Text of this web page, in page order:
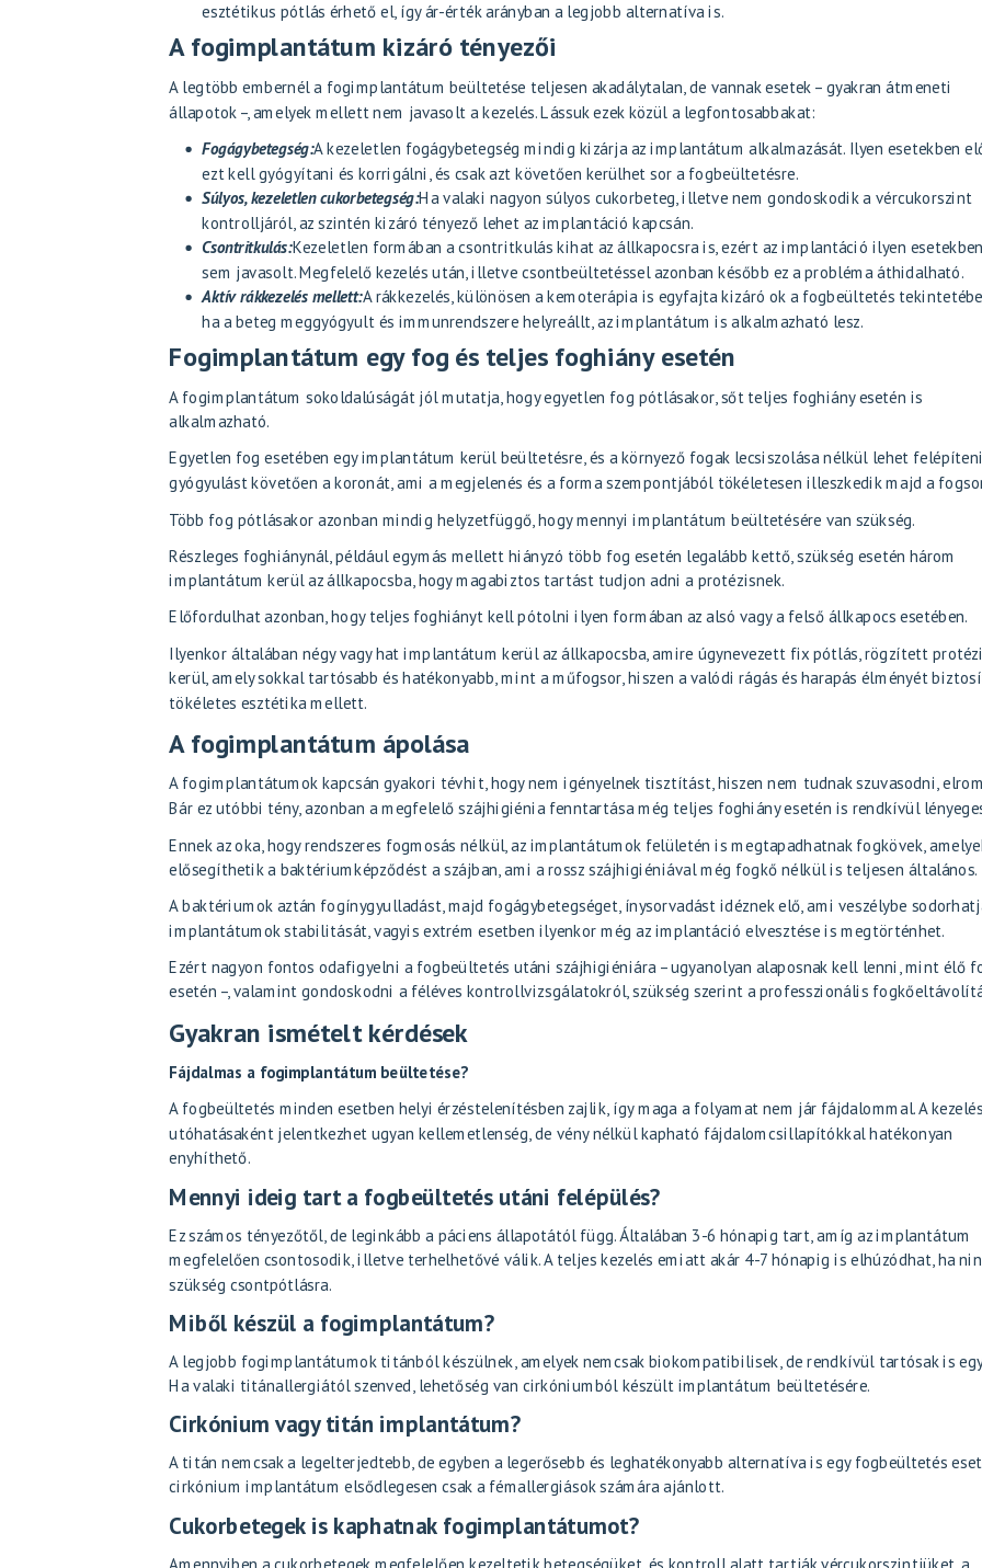
esztétikus pótlás érhető el, így ár-érték arányban a legjobb alternatíva is.
A fogimplantátum kizáró tényezői
A legtöbb embernél a fogimplantátum beültetése teljesen akadálytalan, de vannak esetek – gyakran átmeneti
állapotok –, amelyek mellett nem javasolt a kezelés. Lássuk ezek közül a legfontosabbakat:
Fogágybetegség:A kezeletlen fogágybetegség mindig kizárja az implantátum alkalmazását. Ilyen esetekben
ezt kell gyógyítani és korrigálni, és csak azt követően kerülhet sor a fogbeültetésre.
Súlyos, kezeletlen cukorbetegség:Ha valaki nagyon súlyos cukorbeteg, illetve nem gondoskodik a vércukorszint
kontrolljáról, az szintén kizáró tényező lehet az implantáció kapcsán.
Csontritkulás:Kezeletlen formában a csontritkulás kihat az állkapocsra is, ezért az implantáció ilyen esetekben
sem javasolt. Megfelelő kezelés után, illetve csontbeültetéssel azonban később ez a probléma áthidalható.
Aktív rákkezelés mellett:A rákkezelés, különösen a kemoterápia is egyfajta kizáró ok a fogbeültetés
ha a beteg meggyógyult és immunrendszere helyreállt, az implantátum is alkalmazható lesz.
Fogimplantátum egy fog és teljes foghiány esetén
A fogimplantátum sokoldalúságát jól mutatja, hogy egyetlen fog pótlásakor, sőt teljes foghiány esetén is
alkalmazható.
Egyetlen fog esetében egy implantátum kerül beültetésre, és a környező fogak lecsiszolása nélkül lehet
gyógyulást követően a koronát, ami a megjelenés és a forma szempontjából tökéletesen illeszkedik majd a
Több fog pótlásakor azonban mindig helyzetfüggő, hogy mennyi implantátum beültetésére van szükség.
Részleges foghiánynál, például egymás mellett hiányzó több fog esetén legalább kettő, szükség esetén három
implantátum kerül az állkapocsba, hogy magabiztos tartást tudjon adni a protézisnek.
Előfordulhat azonban, hogy teljes foghiányt kell pótolni ilyen formában az alsó vagy a felső állkapocs esetében.
Ilyenkor általában négy vagy hat implantátum kerül az állkapocsba, amire úgynevezett fix pótlás, rögzített
kerül, amely sokkal tartósabb és hatékonyabb, mint a műfogsor, hiszen a valódi rágás és harapás élményét
tökéletes esztétika mellett.
A fogimplantátum ápolása
A fogimplantátumok kapcsán gyakori tévhit, hogy nem igényelnek tisztítást, hiszen nem tudnak szuvasodni,
Bár ez utóbbi tény, azonban a megfelelő szájhigiénia fenntartása még teljes foghiány esetén is rendkívül
Ennek az oka, hogy rendszeres fogmosás nélkül, az implantátumok felületén is megtapadhatnak fogkövek,
elősegíthetik a baktériumképződést a szájban, ami a rossz szájhigiéniával még fogkő nélkül is teljesen általános.
A baktériumok aztán fogínygyulladást, majd fogágybetegséget, ínysorvadást idéznek elő, ami veszélybe
implantátumok stabilitását, vagyis extrém esetben ilyenkor még az implantáció elvesztése is megtörténhet.
Ezért nagyon fontos odafigyelni a fogbeültetés utáni szájhigiéniára – ugyanolyan alaposnak kell lenni, mint élő
esetén –, valamint gondoskodni a féléves kontrollvizsgálatokról, szükség szerint a professzionális
Gyakran ismételt kérdések
Fájdalmas a fogimplantátum beültetése?
A fogbeültetés minden esetben helyi érzéstelenítésben zajlik, így maga a folyamat nem jár fájdalommal. A kezelés
utóhatásaként jelentkezhet ugyan kellemetlenség, de vény nélkül kapható fájdalomcsillapítókkal hatékonyan
enyhíthető.
Mennyi ideig tart a fogbeültetés utáni felépülés?
Ez számos tényezőtől, de leginkább a páciens állapotától függ. Általában 3-6 hónapig tart, amíg az implantátum
megfelelően csontosodik, illetve terhelhetővé válik. A teljes kezelés emiatt akár 4-7 hónapig is elhúzódhat, ha
szükség csontpótlásra.
Miből készül a fogimplantátum?
A legjobb fogimplantátumok titánból készülnek, amelyek nemcsak biokompatibilisek, de rendkívül tartósak is
Ha valaki titánallergiától szenved, lehetőség van cirkóniumból készült implantátum beültetésére.
Cirkónium vagy titán implantátum?
A titán nemcsak a legelterjedtebb, de egyben a legerősebb és leghatékonyabb alternatíva is egy fogbeültetés
cirkónium implantátum elsődlegesen csak a fémallergiások számára ajánlott.
Cukorbetegek is kaphatnak fogimplantátumot?